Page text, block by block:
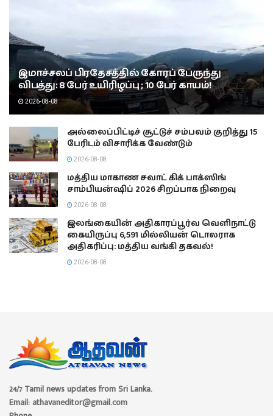
இமாச்சலப் பிரதேசத்தில் கோரப் பேருந்து
விபத்து: 8 பேர் உயிரிழப்பு ; 10 பேர் காயம்!
2026-08-08
அல்லைப்பிட்டிச் சூட்டுச் சம்பவம் குறித்து 15
பேரிடம் விசாரிக்க வேண்டும்
2026-08-08
மத்திய மாகாண சவாட் கிக் பாக்ஸிங்
சாம்பியன்ஷிப் 2026 சிறப்பாக நிறைவு
2026-08-08
இலங்கையின் அதிகாரப்பூர்வ வெளிநாட்டு
கையிருப்பு 6,591 மில்லியன் டொலராக
அதிகரிப்பு: மத்திய வங்கி தகவல்!
2026-08-08
24/7 Tamil news updates from Sri Lanka.
Email: athavaneditor@gmail.com